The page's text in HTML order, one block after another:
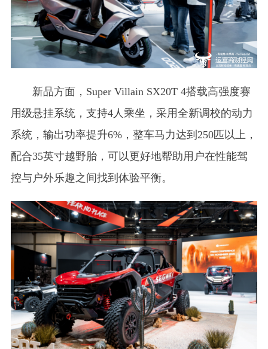
新品方面，Super Villain SX20T 4搭载高强度赛
用级悬挂系统，支持4人乘坐，采用全新调校的动力
系统，输出功率提升6%，整车马力达到250匹以上，
配合35英寸越野胎，可以更好地帮助用户在性能驾
控与户外乐趣之间找到体验平衡。